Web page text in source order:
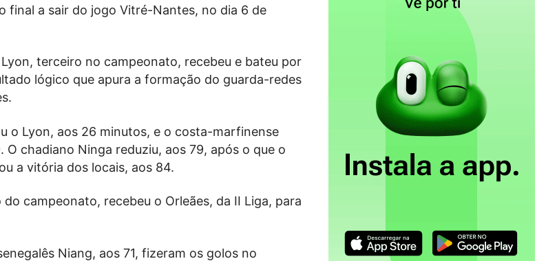
final a sair do jogo Vitré-Nantes, no dia 6 de
terceiro no campeonato, recebeu e bateu por
lógico que apura a formação do guarda-redes
o Lyon, aos 26 minutos, e o costa-marfinense
chadiano Ninga reduziu, aos 79, após o que o
a vitória dos locais, aos 84.
campeonato, recebeu o Orleães, da II Liga, para
Niang, aos 71, fizeram os golos no